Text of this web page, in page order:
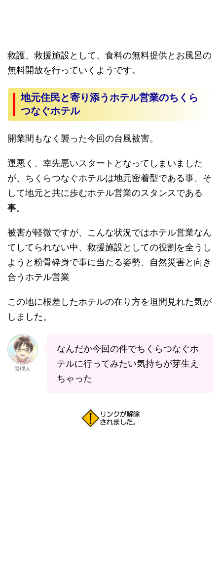
救護、救援施設として、食料の無料提供とお風呂の
無料開放を行っていくようです。
地元住民と寄り添うホテル営業のちくら
つなぐホテル
開業間もなく襲った今回の台風被害。
運悪く、幸先悪いスタートとなってしまいました
が、ちくらつなぐホテルは地元密着型である事、そ
して地元と共に歩むホテル営業のスタンスである
事。
被害が軽微ですが、こんな状況ではホテル営業なん
てしてられない中、救援施設としての役割を全うし
ようと粉骨砕身で事に当たる姿勢、自然災害と向き
合うホテル営業
この地に根差したホテルの在り方を垣間見れた気が
しました。
管理人
なんだか今回の件でちくらつなぐホ
テルに行ってみたい気持ちが芽生え
ちゃった